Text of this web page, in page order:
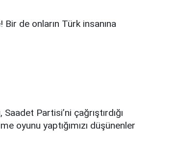
de onların Türk insanına
Partisi’ni çağrıştırdığı
oyunu yaptığımızı düşünenler